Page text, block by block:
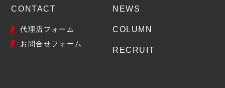
CONTACT
代理店フォーム
お問合せフォーム
NEWS
COLUMN
RECRUIT